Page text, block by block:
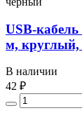
USB-
м,
В наличии
42 ₽